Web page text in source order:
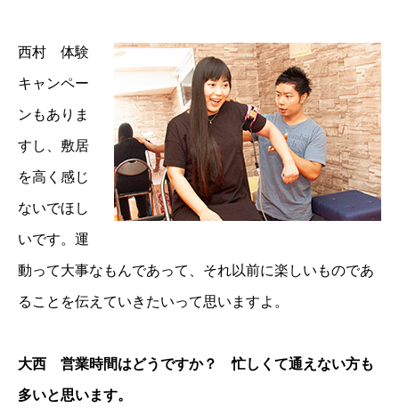
西村 体験
キャンペー
ンもありま
すし、敷居
を高く感じ
ないでほし
いです。運
動って大事なもんであって、それ以前に楽しいものであ
ることを伝えていきたいって思いますよ。
大西 営業時間はどうですか？ 忙しくて通えない方も
多いと思います。